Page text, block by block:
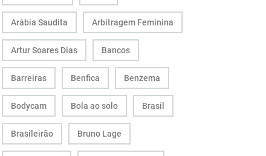
Arábia Saudita Arbitragem Feminina
Artur Soares Dias Bancos
Barreiras Benfica Benzema
Bodycam Bola ao solo Brasil
Brasileirão Bruno Lage